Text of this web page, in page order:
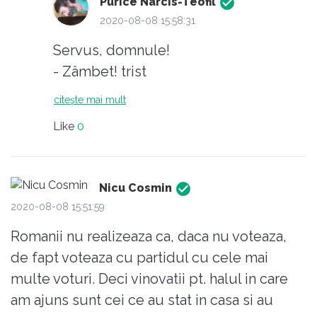
2020-08-08 15:58:31
Servus, domnule!
- Zâmbet! trist
citește mai mult
Like 0
Nicu Cosmin
2020-08-08 15:51:59
Romanii nu realizeaza ca, daca nu voteaza,
de fapt voteaza cu partidul cu cele mai
multe voturi. Deci vinovatii pt. halul in care
am ajuns sunt cei ce au stat in casa si au